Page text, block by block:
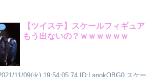
【ツイステ】スケールフィギュア
もう出ないの？ｗｗｗｗｗｗ
11/09(火) 19:54:05.74 ID:LanokOBG0 スケー